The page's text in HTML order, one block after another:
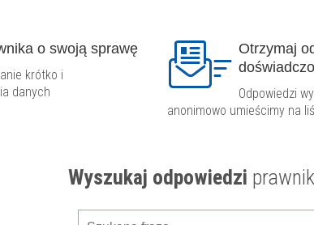
o swoją sprawę
krótko i
danych
Otrzymaj
Odpowiedzi
anonimowo umieścimy na
Wyszukaj odpowiedzi